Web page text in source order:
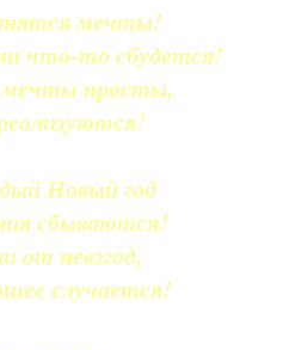
мечты!
что-то сбудется!
мечты просты,
Новый год
сбываются!
от невзгод,
случается!